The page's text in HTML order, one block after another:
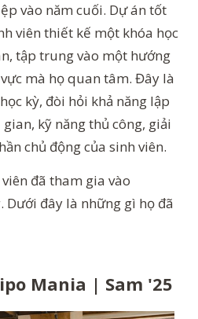
vào năm cuối. Dự án tốt
viên thiết kế một khóa học
tập trung vào một hướng
mà họ quan tâm. Đây là
kỳ, đòi hỏi khả năng lập
kỹ năng thủ công, giải
chủ động của sinh viên.
đã tham gia vào
đây là những gì họ đã
Mania | Sam '25